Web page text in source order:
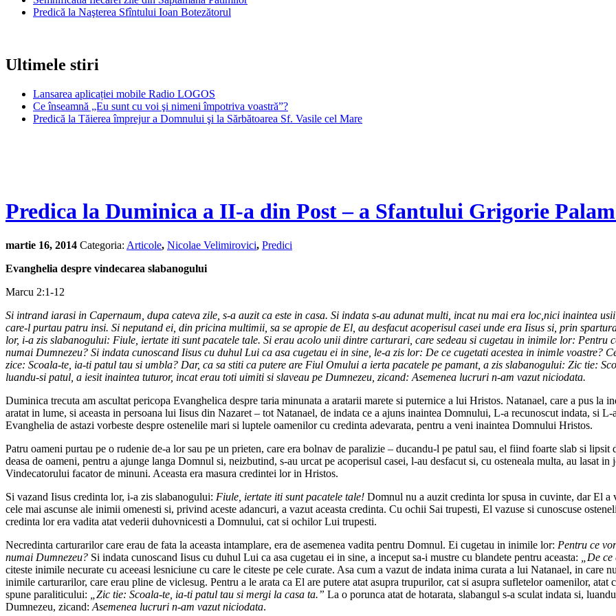
Predică la Naşterea Sfîntului Ioan Botezătorul
Ultimele stiri
Lansarea aplicației mobile Radio LOGOS
Ce înseamnă „Eu sunt cu voi şi nimeni împotriva voastră”?
Predică la Tăierea împrejur a Domnului şi la Sărbătoarea Sf. Vasile cel Mare
Predica la Duminica a II-a din Post – a Sfantului Grigorie
martie 16, 2014 Categoria: Articole, Nicolae Velimirovici, Predici
Evanghelia despre vindecarea slabanogului
Marcu 2:1-12
Si intrand iarasi in Capernaum, dupa cateva zile, s-a auzit ca este in casa. Si indata s-au adunat multi, incat nu mai era loc,nici inaintea
care-l purtau patru insi. Si neputand ei, din pricina multimii, sa se apropie de El, au desfacut acoperisul casei unde era Iisus si, prin
lor, i-a zis slabanogului: Fiule, iertate iti sunt pacatele tale. Si erau acolo unii dintre carturari, care sedeau si cugetau in inimile lor: Pentru
numai Dumnezeu? Si indata cunoscand Iisus cu duhul Lui ca asa cugetau ei in sine, le-a zis lor: De ce cugetati acestea in inimle voastre?
zice: Scoala-te, ia-ti patul tau si umbla? Dar, ca sa stiti ca putere are Fiul Omului a ierta pacatele pe pamant, a zis slabanogului: Zic tie:
luandu-si patul, a iesit inaintea tuturor, incat erau toti uimiti si slaveau pe Dumnezeu, zicand: Asemenea lucruri n-am vazut niciodata.
Duminica trecuta am ascultat pericopa Evanghelica despre taria minunata a aratarii marete si puternice a lui Hristos. Natanael, care a pus
aratat in lume, si aceasta in persoana lui Iisus din Nazaret – tot Natanael, de indata ce a ajuns inaintea Domnului, L-a recunoscut indata, si
Evanghelia de astazi vorbeste despre ostenelile mari si luptele oamenilor cu credinta adevarata, pentru a veni inaintea Domnului Hristos.
Patru oameni purtau pe o rudenie de-a lor sau pe un prieten, care era bolnav de paralizie – ducandu-l pe patul sau, el fiind foarte slab si lipsit
deasa de oameni, pentru a ajunge langa Domnul si, neizbutind, s-au urcat pe acoperisul casei, l-au desfacut si, cu osteneala multa, au lasat
Vindecatorului facator de minuni. Aceasta era masura credintei lor in Hristos.
Si vazand Iisus credinta lor, i-a zis slabanogului: Fiule, iertate iti sunt pacatele tale! Domnul nu a auzit credinta lor spusa in cuvinte, dar El
cele mai ascunse ale inimii omenesti si, privind aceste adancuri, a vazut aceasta credinta. Cu ochii Sai trupesti, El vazuse si cunoscuse
credinta lor era vadita atat vederii duhovnicesti a Domnului, cat si ochilor Lui trupesti.
Necredinta carturarilor care erau de fata la aceasta intamplare, era de asemenea vadita pentru Domnul. Ei cugetau in inimile lor: Pentru ce
numai Dumnezeu? Si indata cunoscand Iisus cu duhul Lui ca asa cugetau ei in sine, a inceput sa-i mustre cu blandete pentru aceasta:
„De
citeste inimile necurate cu aceeasi lesniciune cu care le citeste pe cele curate. Asa cum a vazut de indata inima curata a lui Natanael, in
inimile carturarilor, care erau pline de viclesug. Pentru a le arata ca El are putere atat asupra trupurilor, cat si asupra sufletelor oamenilor,
spune paraliticului:
„Zic tie: Scoala-te, ia-ti patul tau si mergi la casa ta.” La o porunca atat de hotarata, slabangul s-a sculat indata si,
Dumnezeu, zicand: Asemenea lucruri n-am vazut niciodata.